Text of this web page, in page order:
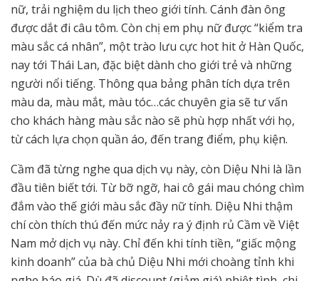
nữ, trải nghiệm du lịch theo giới tính. Cánh đàn ông
được dắt đi câu tôm. Còn chị em phụ nữ được “kiểm tra
màu sắc cá nhân”, một trào lưu cực hot hit ở Hàn Quốc,
nay tới Thái Lan, đặc biệt dành cho giới trẻ và những
người nổi tiếng. Thông qua bảng phân tích dựa trên
màu da, màu mắt, màu tóc…các chuyên gia sẽ tư vấn
cho khách hàng màu sắc nào sẽ phù hợp nhất với họ,
từ cách lựa chọn quần áo, đến trang điểm, phụ kiện.
Cầm đã từng nghe qua dịch vụ này, còn Diệu Nhi là lần
đầu tiên biết tới. Từ bỡ ngỡ, hai cô gái mau chóng chìm
đắm vào thế giới màu sắc đầy nữ tính. Diệu Nhi thậm
chí còn thích thú đến mức nảy ra ý định rủ Cầm về Việt
Nam mở dịch vụ này. Chỉ đến khi tính tiền, “giấc mộng
kinh doanh” của bà chủ Diệu Nhi mới choàng tỉnh khi